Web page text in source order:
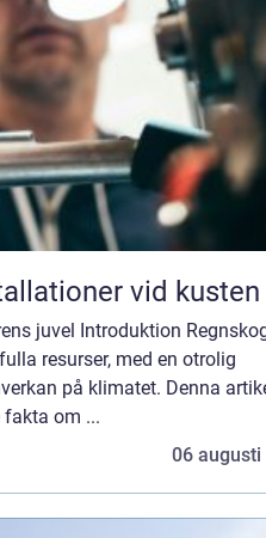
vid kusten
juvel Introduktion
resurser, med en otrolig
på klimatet. Denna
om ...
06 augusti